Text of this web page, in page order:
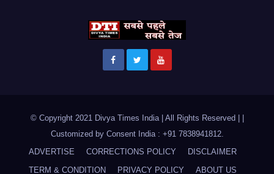
© Copyright 2021 Divya Times India | All Rights Reserved |
Customized by Consent India : +91 7838941812.
ADVERTISE
CORRECTIONS POLICY
DISCLAIMER
TERM & CONDITION
PRIVACY POLICY ABOUT US